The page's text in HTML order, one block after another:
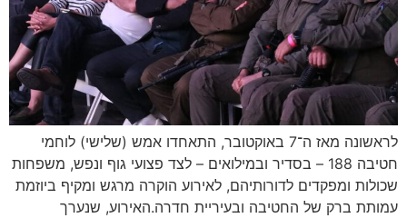
לראשונה מאז ה־7 באוקטובר, התאחדו אמש (שלישי) לוחמי
חטיבה 188 – בסדיר ובמילואים – לצד פצועי גוף ונפש, משפחות
שכולות ומפקדים לדורותיהם, לאירוע הוקרה מרגש ומקיף ביוזמת
עמותת ברק של החטיבה ובעיריית חדרה.האירוע, שנערך